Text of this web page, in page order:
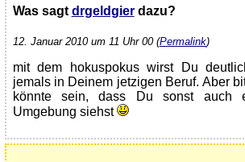
Was sagt drgeldgierdazu?
12. Januar 2010 um 11 Uhr 00 (Permalink)
mit dem hokuspokus wirst Du
jemals in Deinem jetzigen Beruf. Aber
könnte sein, dass Du sonst auch
Umgebung siehst